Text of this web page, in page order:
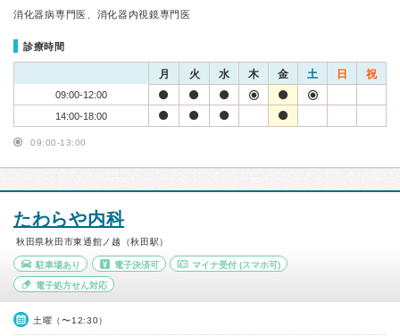
消化器病専門医、消化器内視鏡専門医
診療時間
月 火 水 木 金 土 日 祝
09:00-12:00
14:00-18:00
09:00-13:00
たわらや内科
秋田県秋田市東通館ノ越（秋田駅）
駐車場あり 電子決済可 マイナ受付 (スマホ可)
電子処方せん対応
土曜（〜12:30）